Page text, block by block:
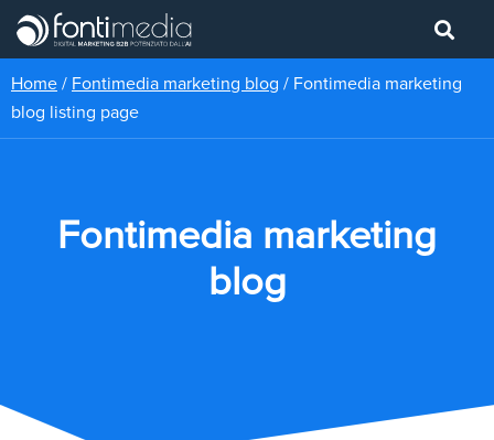
Home / Fontimedia marketing blog / Fontimedia marketing
blog listing page
Fontimedia marketing
blog